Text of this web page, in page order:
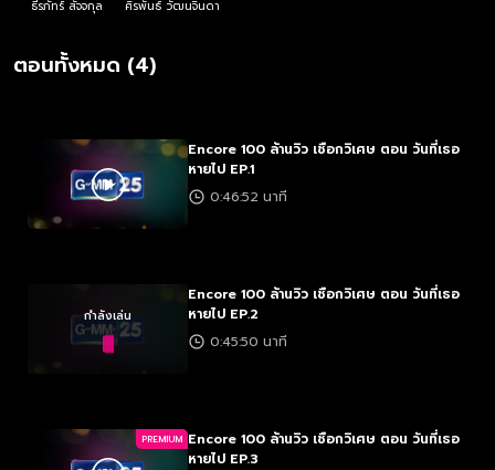
ธีรภัทร์ สัจจกุล ศิรพันธ์ วัฒนจินดา
ตอนทั้งหมด (4)
Encore 100 ล้านวิว เชือกวิเศษ ตอน วันที่เธอ
หายไป EP.1
0:46:52 นาที
กำลังเล่น
Encore 100 ล้านวิว เชือกวิเศษ ตอน วันที่เธอ
หายไป EP.2
0:45:50 นาที
PREMIUM Encore 100 ล้านวิว เชือกวิเศษ ตอน วันที่เธอ
หายไป EP.3